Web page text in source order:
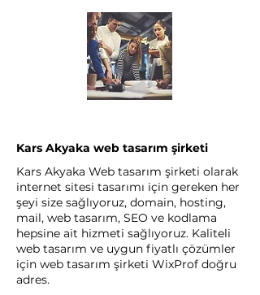
Kars Akyaka web tasarım şirketi
Kars Akyaka Web tasarım şirketi olarak
internet sitesi tasarımı için gereken her
şeyi size sağlıyoruz, domain, hosting,
mail, web tasarım, SEO ve kodlama
hepsine ait hizmeti sağlıyoruz. Kaliteli
web tasarım ve uygun fiyatlı çözümler
için web tasarım şirketi WixProf doğru
adres.